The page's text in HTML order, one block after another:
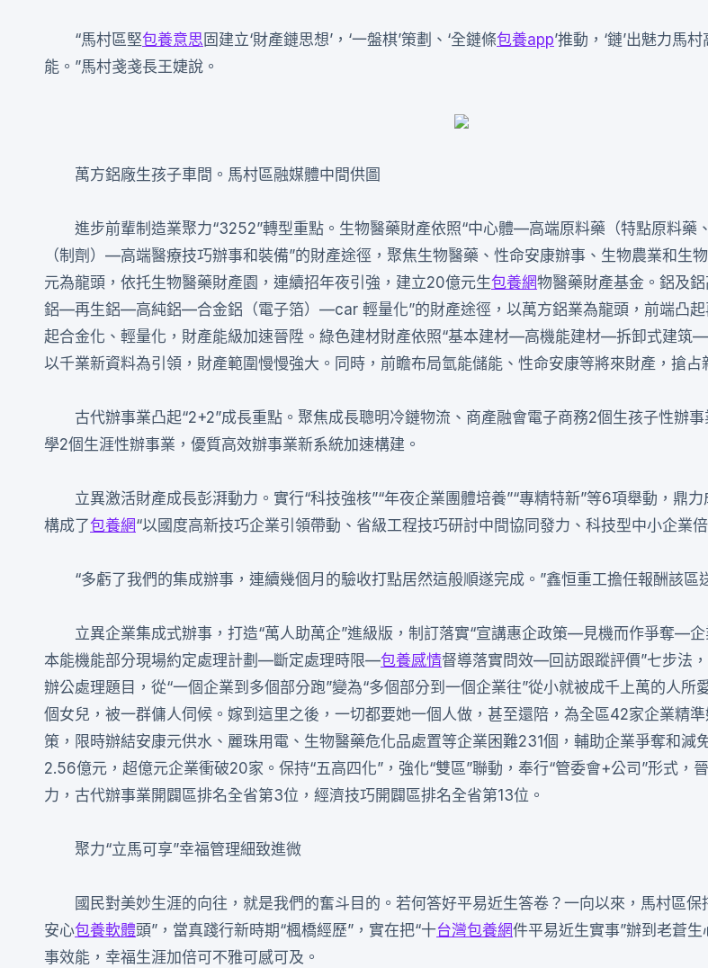
“馬村區堅包養意思固建立‘財產鏈思想’，‘一盤棋’策劃、‘全鏈條包養app’推動，‘鏈’出魅力馬
能。”馬村戔戔長王婕說。
萬方鋁廠生孩子車間。馬村區融媒體中間供圖
進步前輩制造業聚力“3252”轉型重點。生物醫藥財產依照“中心體—高端原料藥（特點原料藥
（制劑）—高端醫療技巧辦事和裝備”的財產途徑，聚焦生物醫藥、性命安康辦事、生物農業和生
元為龍頭，依托生物醫藥財產園，連續招年夜引強，建立20億元生包養網物醫藥財產基金。鋁及
鋁—再生鋁—高純鋁—合金鋁（電子箔）—car 輕量化”的財產途徑，以萬方鋁業為龍頭，前端凸起
起合金化、輕量化，財產能級加速晉陞。綠色建材財產依照“基本建材—高機能建材—拆卸式建筑—
以千業新資料為引領，財產範圍慢慢強大。同時，前瞻布局氫能儲能、性命安康等將來財產，搶占
古代辦事業凸起“2+2”成長重點。聚焦成長聰明冷鏈物流、商產融會電子商務2個生孩子性辦
學2個生涯性辦事業，優質高效辦事業新系統加速構建。
立異激活財產成長彭湃動力。實行“科技強核”“年夜企業團體培養”“專精特新”等6項舉動，鼎力
構成了包養網“以國度高新技巧企業引領帶動、省級工程技巧研討中間協同發力、科技型中小企業
“多虧了我們的集成辦事，連續幾個月的驗收打點居然這般順遂完成。”鑫恒重工擔任報酬該區
立異企業集成式辦事，打造“萬人助萬企”進級版，制訂落實“宣講惠企政策—見機而作爭奪—
本能機能部分現場約定處理計劃—斷定處理時限—包養感情督導落實問效—回訪跟蹤評價”七步法
辦公處理題目，從“一個企業到多個部分跑”變為“多個部分到一個企業往”從小就被成千上萬的人所
個女兒，被一群傭人伺候。嫁到這里之後，一切都要她一個人做，甚至還陪，為全區42家企業精
策，限時辦結安康元供水、麗珠用電、生物醫藥危化品處置等企業困難231個，輔助企業爭奪和減
2.56億元，超億元企業衝破20家。保持“五高四化”，強化“雙區”聯動，奉行“管委會+公司”形式，
力，古代辦事業開闢區排名全省第3位，經濟技巧開闢區排名全省第13位。
聚力“立馬可享”幸福管理細致進微
國民對美妙生涯的向往，就是我們的奮斗目的。若何答好平易近生答卷？一向以來，馬村區保
安心包養軟體頭”，當真踐行新時期“楓橋經歷”，實在把“十台灣包養網件平易近生實事”辦到老蒼
事效能，幸福生涯加倍可不雅可感可及。